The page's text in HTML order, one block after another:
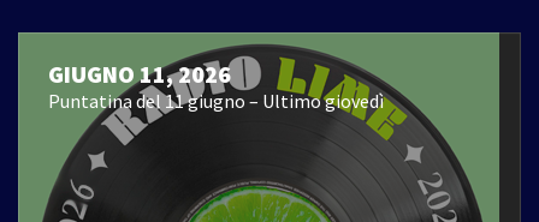
GIUGNO 11, 2026
Puntatina del 11 giugno – Ultimo giovedì